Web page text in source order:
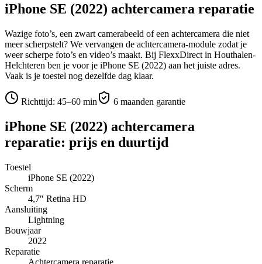
iPhone SE (2022) achtercamera reparatie
Wazige foto’s, een zwart camerabeeld of een achtercamera die niet
meer scherpstelt? We vervangen de achtercamera-module zodat je
weer scherpe foto’s en video’s maakt. Bij FlexxDirect in Houthalen-
Helchteren ben je voor je iPhone SE (2022) aan het juiste adres.
Vaak is je toestel nog dezelfde dag klaar.
Richttijd: 45–60 min 6 maanden garantie
iPhone SE (2022) achtercamera
reparatie: prijs en duurtijd
Toestel
iPhone SE (2022)
Scherm
4,7″ Retina HD
Aansluiting
Lightning
Bouwjaar
2022
Reparatie
Achtercamera reparatie